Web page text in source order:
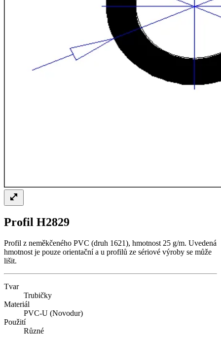
Profil H2829
Profil z neměkčeného PVC (druh 1621), hmotnost 25 g/m. Uvedená
hmotnost je pouze orientační a u profilů ze sériové výroby se může
lišit.
Tvar
Trubičky
Materiál
PVC-U (Novodur)
Použití
Různé